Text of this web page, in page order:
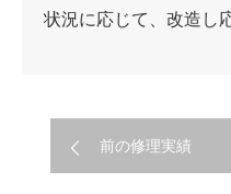
状況に応じて、改造し
前の修理実績